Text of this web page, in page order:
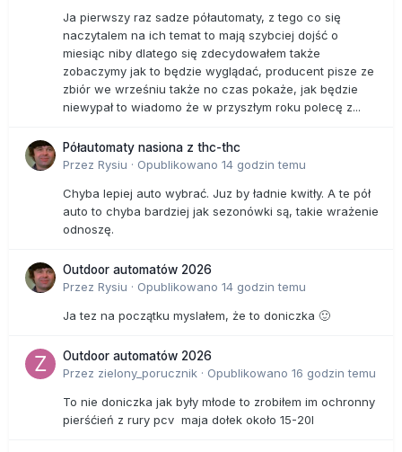
Ja pierwszy raz sadze półautomaty, z tego co się
naczytalem na ich temat to mają szybciej dojść o
miesiąc niby dlatego się zdecydowałem także
zobaczymy jak to będzie wyglądać, producent pisze ze
zbiór we wrześniu także no czas pokaże, jak będzie
niewypał to wiadomo że w przyszłym roku polecę z...
Półautomaty nasiona z thc-thc
Przez Rysiu · Opublikowano 14 godzin temu
Chyba lepiej auto wybrać. Juz by ładnie kwitły. A te pół
auto to chyba bardziej jak sezonówki są, takie wrażenie
odnoszę.
Outdoor automatów 2026
Przez Rysiu · Opublikowano 14 godzin temu
Ja tez na początku myslałem, że to doniczka 🙂
Outdoor automatów 2026
Przez zielony_porucznik · Opublikowano 16 godzin temu
To nie doniczka jak były młode to zrobiłem im ochronny
pierśćień z rury pcv maja dołek około 15-20l